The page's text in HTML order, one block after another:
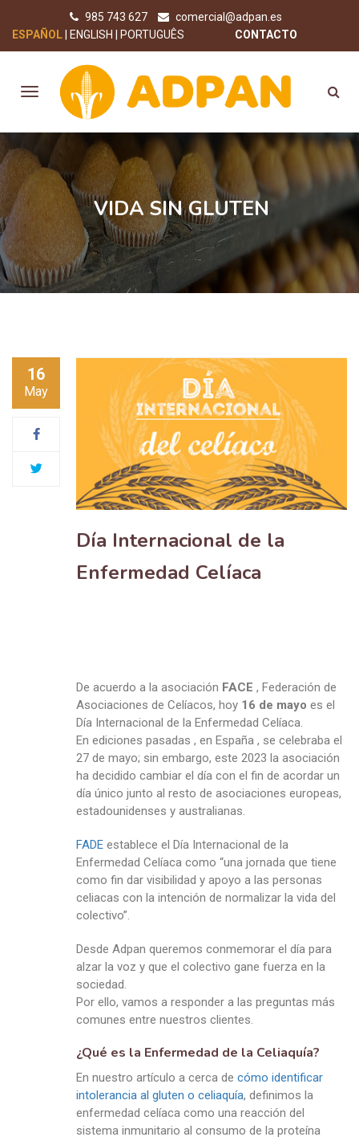
985 743 627
comercial@adpan.es
CONTACTO
ESPAÑOL ENGLISH PORTUGUÊS
VIDA SIN GLUTEN
16
May
Día Internacional de la
Enfermedad Celíaca
De acuerdo a la asociación FACE , Federación de
Asociaciones de Celíacos, hoy 16 de mayo es el
Día Internacional de la Enfermedad Celíaca.
En ediciones pasadas , en España , se celebraba el
27 de mayo; sin embargo, este 2023 la asociación
ha decidido cambiar el día con el fin de acordar un
día único junto al resto de asociaciones europeas,
estadounidenses y australianas.
FADE establece el Día Internacional de la
Enfermedad Celíaca como “una jornada que tiene
como fin dar visibilidad y apoyo a las personas
celiacas con la intención de normalizar la vida del
colectivo”.
Desde Adpan queremos conmemorar el día para
alzar la voz y que el colectivo gane fuerza en la
sociedad.
Por ello, vamos a responder a las preguntas más
comunes entre nuestros clientes.
¿Qué es la Enfermedad de la Celiaquía?
En nuestro artículo a cerca de cómo identificar
intolerancia al gluten o celiaquía, definimos la
enfermedad celíaca como una reacción del
sistema inmunitario al consumo de la proteína